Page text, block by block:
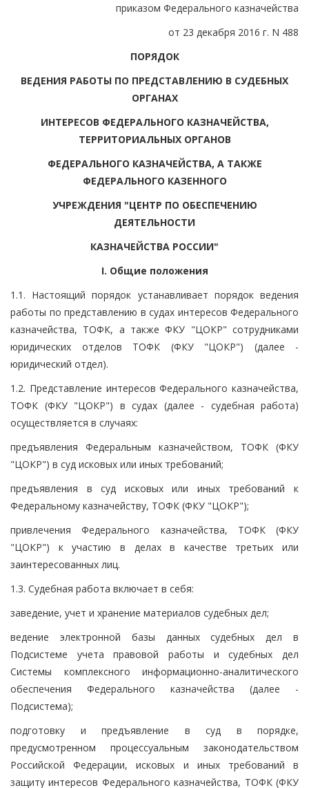
приказом Федерального казначейства
от 23 декабря 2016 г. N 488
ПОРЯДОК
ВЕДЕНИЯ РАБОТЫ ПО ПРЕДСТАВЛЕНИЮ В СУДЕБНЫХ
ОРГАНАХ
ИНТЕРЕСОВ ФЕДЕРАЛЬНОГО КАЗНАЧЕЙСТВА,
ТЕРРИТОРИАЛЬНЫХ ОРГАНОВ
ФЕДЕРАЛЬНОГО КАЗНАЧЕЙСТВА, А ТАКЖЕ
ФЕДЕРАЛЬНОГО КАЗЕННОГО
УЧРЕЖДЕНИЯ "ЦЕНТР ПО ОБЕСПЕЧЕНИЮ
ДЕЯТЕЛЬНОСТИ
КАЗНАЧЕЙСТВА РОССИИ"
I. Общие положения
1.1. Настоящий порядок устанавливает порядок ведения
работы по представлению в судах интересов Федерального
казначейства, ТОФК, а также ФКУ "ЦОКР" сотрудниками
юридических отделов ТОФК (ФКУ "ЦОКР") (далее -
юридический отдел).
1.2. Представление интересов Федерального казначейства,
ТОФК (ФКУ "ЦОКР") в судах (далее - судебная работа)
осуществляется в случаях:
предъявления Федеральным казначейством, ТОФК (ФКУ
"ЦОКР") в суд исковых или иных требований;
предъявления в суд исковых или иных требований к
Федеральному казначейству, ТОФК (ФКУ "ЦОКР");
привлечения Федерального казначейства, ТОФК (ФКУ
"ЦОКР") к участию в делах в качестве третьих или
заинтересованных лиц.
1.3. Судебная работа включает в себя:
заведение, учет и хранение материалов судебных дел;
ведение электронной базы данных судебных дел в
Подсистеме учета правовой работы и судебных дел
Системы комплексного информационно-аналитического
обеспечения Федерального казначейства (далее -
Подсистема);
подготовку и предъявление в суд в порядке,
предусмотренном процессуальным законодательством
Российской Федерации, исковых и иных требований в
защиту интересов Федерального казначейства, ТОФК (ФКУ